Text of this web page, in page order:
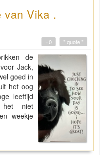
van Vika .
" quote "
+0
de
Jack,
goed in
het oog
leeftijd
het niet
weekje